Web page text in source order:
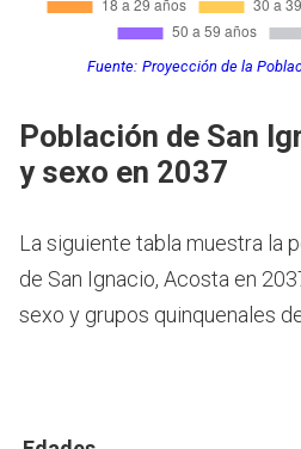
Fuente: Proyección de la
Población de San
y sexo en 2037
La siguiente tabla muestra la
de San Ignacio, Acosta en
sexo y grupos quinquenales